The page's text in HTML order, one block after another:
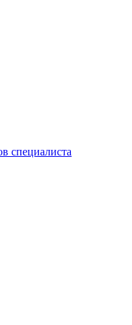
специалиста